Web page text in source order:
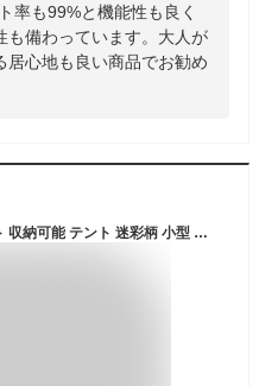
率も99%と機能性も良く
も備わっています。大人が
居心地も良い商品でお勧め
一人用 テント ソロテント コンパクト 収納可能 テント 迷彩柄 小型 テント キャンプ アウトドア 防災 緊急